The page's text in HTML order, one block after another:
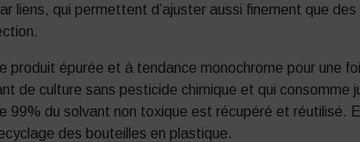
liens, qui permettent d’ajuster aussi finement que
épurée et à tendance monochrome pour une
de culture sans pesticide chimique et qui consomme
99% du solvant non toxique est récupéré et
des bouteilles en plastique.